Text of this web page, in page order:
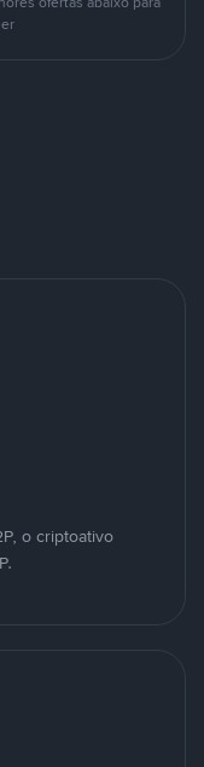
o criptoativo